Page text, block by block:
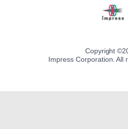
Copyright ©
Impress Corporation. All